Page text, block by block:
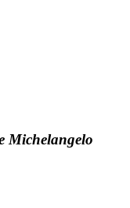
Michelangelo